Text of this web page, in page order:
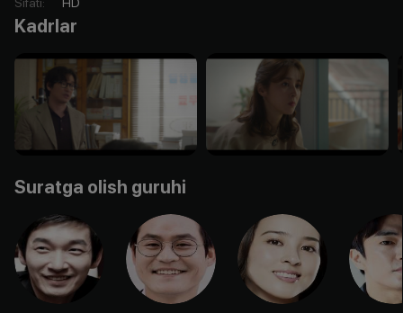
Kadrlar
Suratga olish guruhi